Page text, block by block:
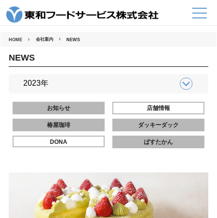
HOME 会社案内 NEWS
NEWS
お知らせ 店舗情報
椿屋珈琲 ダッキーダック
DONA ぱすたかん